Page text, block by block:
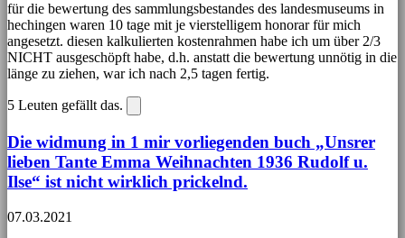
für die bewertung des sammlungsbestandes des landesmuseums in
hechingen waren 10 tage mit je vierstelligem honorar für mich
angesetzt. diesen kalkulierten kostenrahmen habe ich um über 2/3
NICHT ausgeschöpft habe, d.h. anstatt die bewertung unnötig in die
länge zu ziehen, war ich nach 2,5 tagen fertig.
5 Leuten gefällt das.
Die widmung in 1 mir vorliegenden buch „Unsrer
lieben Tante Emma Weihnachten 1936 Rudolf u.
Ilse“ ist nicht wirklich prickelnd.
07.03.2021